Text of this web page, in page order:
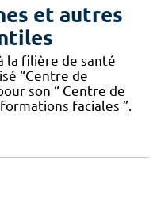
et autres
la filière de santé
“Centre de
son “ Centre de
faciales ”.